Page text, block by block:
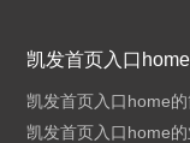
凯发首页入口
凯发首页入口home的
凯发首页入口home